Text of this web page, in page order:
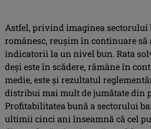
Astfel, privind imaginea sectorului
românesc, reuşim în continuare să
indicatorii la un nivel bun. Rata
deşi este în scădere, rămâne în
medie, este şi rezultatul
distribui mai mult de jumătate din
Profitabilitatea bună a sectorului
ultimii cinci ani înseamnă că cel